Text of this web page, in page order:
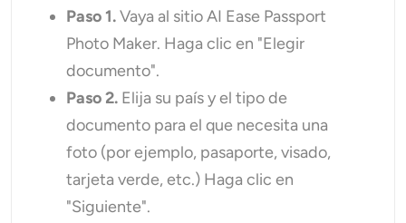
Paso 1.Vaya al sitio AI Ease Passport
Photo Maker. Haga clic en "Elegir
documento".
Paso 2. Elija su país y el tipo de
documento para el que necesita una
foto (por ejemplo, pasaporte, visado,
tarjeta verde, etc.) Haga clic en
"Siguiente".